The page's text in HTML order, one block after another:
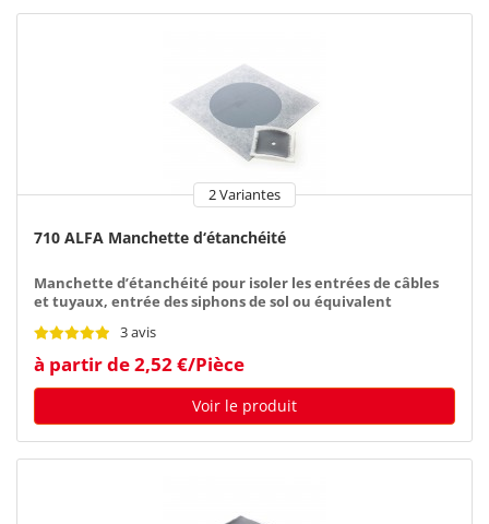
2 Variantes
710 ALFA Manchette d‘étanchéité
Manchette d’étanchéité pour isoler les entrées de câbles
et tuyaux, entrée des siphons de sol ou équivalent
3 avis
à partir de 2,52 €/Pièce
Voir le produit